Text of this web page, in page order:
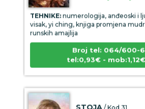
TEHNIKE:
numerologija, anđeoski i
visak, yi ching, knjiga promjena
runskih amajlija
Broj tel: 064/600-
tel:0,93€ - mob:1,12€
STOJA / Kod 31